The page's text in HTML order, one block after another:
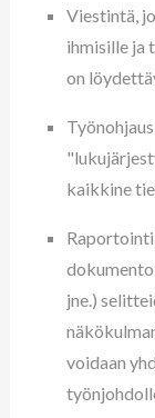
Viestintä,
ihmisille ja
on
kaikkine
jne.)
voidaan